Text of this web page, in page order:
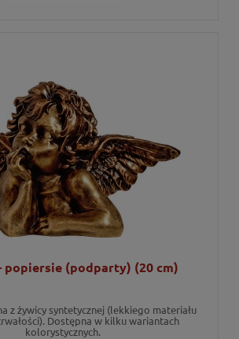
popiersie (podparty) (20 cm)
z żywicy syntetycznej (lekkiego materiału
Dostępna w kilku wariantach
kolorystycznych.